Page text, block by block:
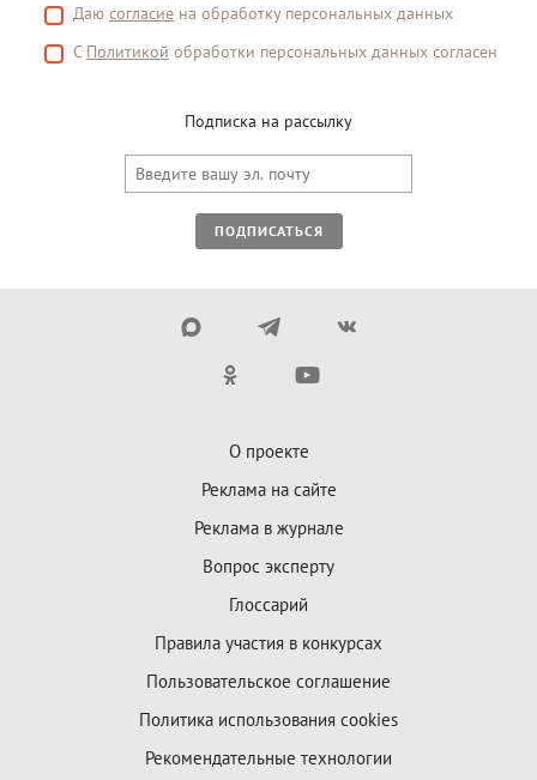
Даю согласие на обработку персональных данных
С Политикой обработки персональных данных согласен
Подписка на рассылку
ПОДПИСАТЬСЯ
О проекте
Реклама на сайте
Реклама в журнале
Вопрос эксперту
Глоссарий
Правила участия в конкурсах
Пользовательское соглашение
Политика использования cookies
Рекомендательные технологии